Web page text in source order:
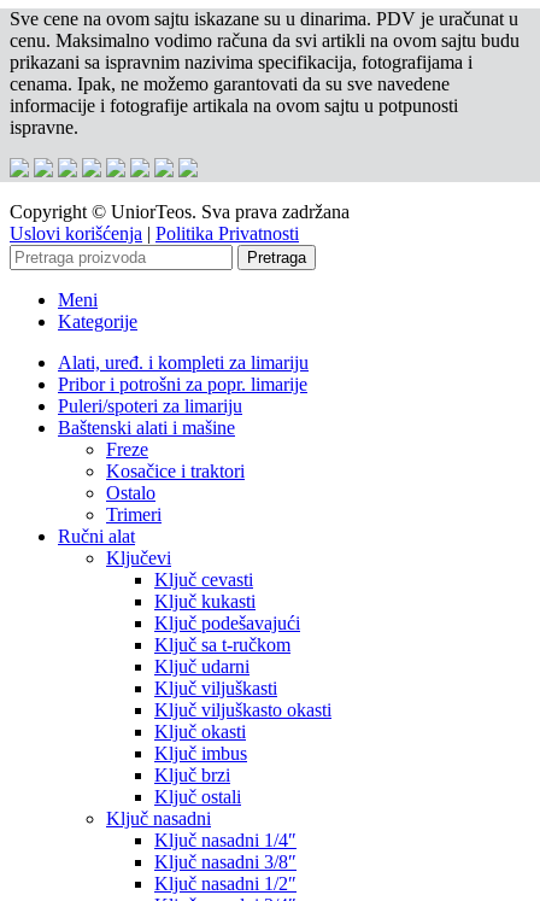
Sve cene na ovom sajtu iskazane su u dinarima. PDV je uračunat u
cenu. Maksimalno vodimo računa da svi artikli na ovom sajtu budu
prikazani sa ispravnim nazivima specifikacija, fotografijama i
cenama. Ipak, ne možemo garantovati da su sve navedene
informacije i fotografije artikala na ovom sajtu u potpunosti
ispravne.
Copyright © UniorTeos. Sva prava zadržana
Uslovi korišćenja | Politika Privatnosti
Pretraga
Meni
Kategorije
Alati, uređ. i kompleti za limariju
Pribor i potrošni za popr. limarije
Puleri/spoteri za limariju
Baštenski alati i mašine
Freze
Kosačice i traktori
Ostalo
Trimeri
Ručni alat
Ključevi
Ključ cevasti
Ključ kukasti
Ključ podešavajući
Ključ sa t-ručkom
Ključ udarni
Ključ viljuškasti
Ključ viljuškasto okasti
Ključ okasti
Ključ imbus
Ključ brzi
Ključ ostali
Ključ nasadni
Ključ nasadni 1/4″
Ključ nasadni 3/8″
Ključ nasadni 1/2″